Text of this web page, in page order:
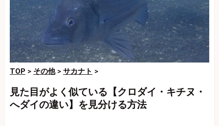
TOP > その他> サカナト >
見た目がよく似ている【クロダイ・キチヌ・
へダイの違い】を見分ける方法